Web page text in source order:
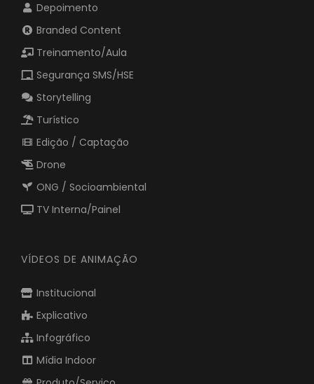
Depoimento
Branded Content
Treinamento/Aula
Segurança SMS/HSE
Storytelling
Turístico
Edição / Captação
Drone
ONG / Socioambiental
TV Interna/Painel
VÍDEOS DE ANIMAÇÃO
Institucional
Explicativo
Infográfico
Mídia Indoor